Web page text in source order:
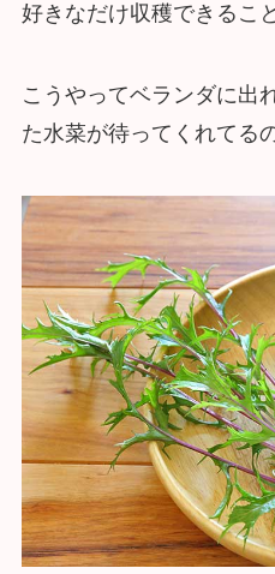
好きなだけ収穫できるこ
こうやってベランダに出
た水菜が待ってくれてる